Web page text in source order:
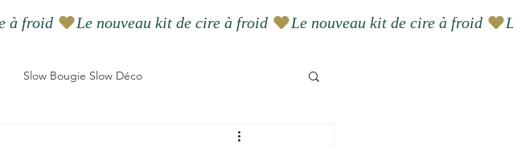
Slow Bougie Slow Déco
Bougie en cire végétale